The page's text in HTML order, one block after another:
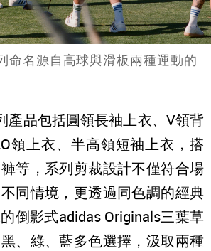
命名源自高球與滑板兩種運動的
產品包括圓領長袖上衣、V領背
領上衣、半高領短袖上衣，搭
等，系列剪裁設計不僅符合場
同情境，更透過同色調的經典
倒影式adidas Originals三葉草
、綠、藍多色選擇，汲取兩種